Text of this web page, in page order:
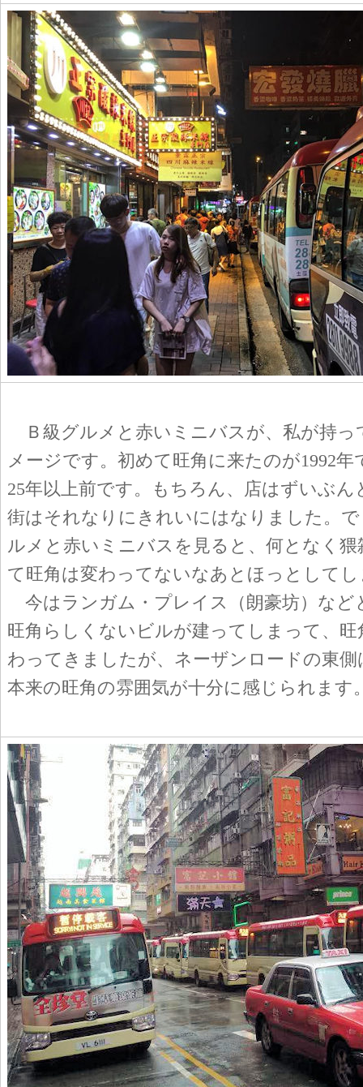
Ｂ級グルメと赤いミニバスが、私が持っ
メージです。初めて旺角に来たのが1992
25年以上前です。もちろん、店はずいぶん
街はそれなりにきれいにはなりました。
ルメと赤いミニバスを見ると、何となく
て旺角は変わってないなあとほっとして
今はランガム・プレイス（朗豪坊）など
旺角らしくないビルが建ってしまって、旺
わってきましたが、ネーザンロードの東側
本来の旺角の雰囲気が十分に感じられます